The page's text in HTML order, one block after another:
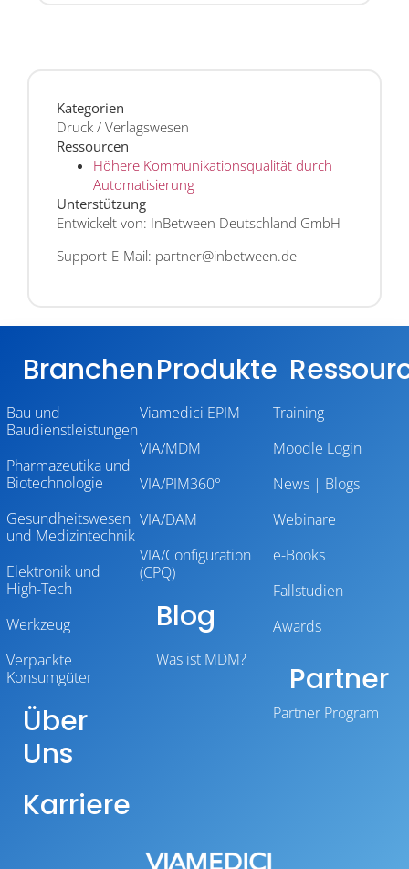
Kategorien
Druck / Verlagswesen
Ressourcen
Höhere Kommunikationsqualität durch
Automatisierung
Unterstützung
Entwickelt von: InBetween Deutschland GmbH
Support-E-Mail: partner@inbetween.de
Branchen
Bau und
Baudienstleistungen
Pharmazeutika und
Biotechnologie
Gesundheitswesen
und Medizintechnik
Elektronik und
High-Tech
Werkzeug
Verpackte
Konsumgüter
Über
Uns
Karriere
Produkte
Viamedici EPIM
VIA/MDM
VIA/PIM360°
VIA/DAM
VIA/Configuration
(CPQ)
Blog
Was ist MDM?
Training
Moodle Login
News | Blogs
Webinare
e-Books
Fallstudien
Awards
Partner
Partner Program